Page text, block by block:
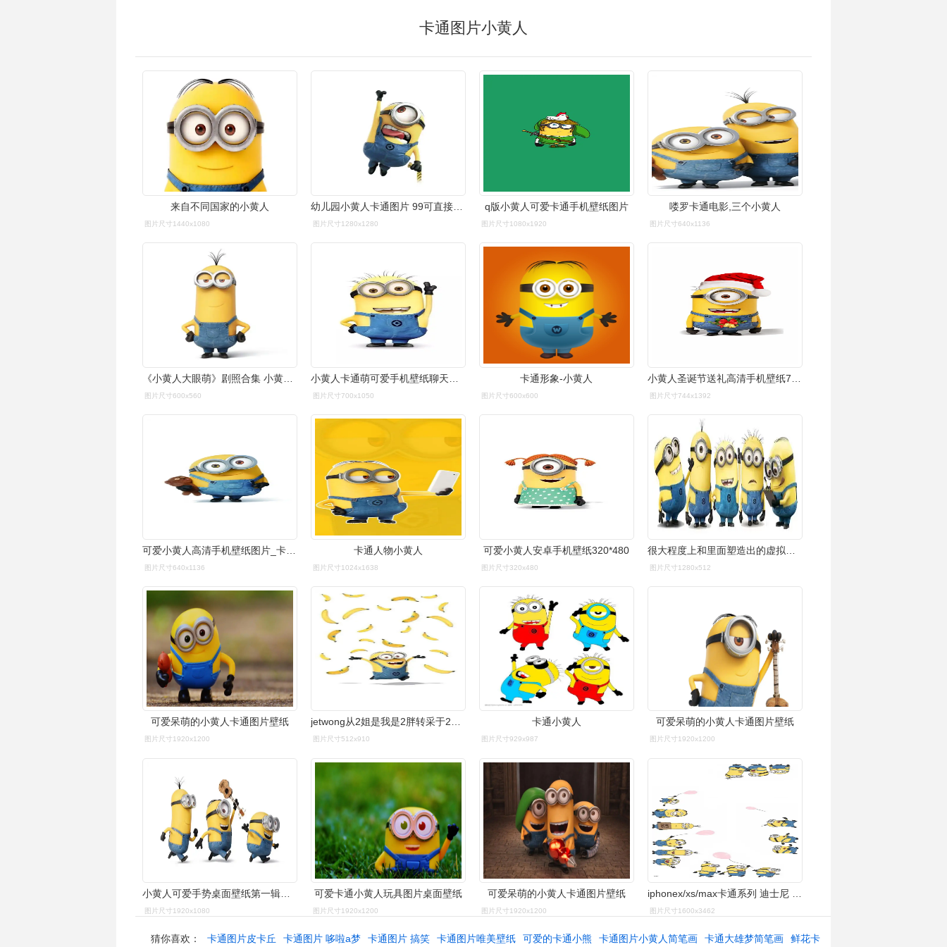
卡通图片小黄人
来自不同国家的小黄人
图片尺寸1440x1080
幼儿园小黄人卡通图片 99可直接打印素材哦 99可爱的小黄人主题
图片尺寸1280x1280
q版小黄人可爱卡通手机壁纸图片
图片尺寸1080x1920
喽罗卡通电影,三个小黄人
图片尺寸640x1136
《小黄人大眼萌》剧照合集 小黄人大眼萌图片17
图片尺寸600x560 图片尺寸700x1050
卡通形象-小黄人
图片尺寸600x600 图片尺寸744x1392
可爱小黄人高清手机壁纸图片_卡通_手机壁纸下载_美桌网
图片尺寸640x1136
卡通人物小黄人
图片尺寸1024x1638
可爱小黄人安卓手机壁纸320*480
图片尺寸320x480 图片尺寸1280x512
可爱呆萌的小黄人卡通图片壁纸
图片尺寸1920x1200
jetwong从2姐是我是2胖转采于2015-10-05 15:32:40小黄人卡通头像jet
图片尺寸512x910
卡通小黄人
图片尺寸929x987
可爱呆萌的小黄人卡通图片壁纸
图片尺寸1920x1200
小黄人可爱手势桌面壁纸第一辑高清大图预览1920x1080_卡通动漫下载
图片尺寸1920x1080
可爱卡通小黄人玩具图片桌面壁纸
图片尺寸1920x1200
可爱呆萌的小黄人卡通图片壁纸
图片尺寸1920x1200
iphonex/xs/max卡通系列 迪士尼 小黄人 主屏锁屏
图片尺寸1600x3462
猜你喜欢： 卡通图片皮卡丘 卡通图片 哆啦a梦 卡通图片 搞笑 卡通图片唯美壁纸 可爱的卡通小熊 卡通图片小黄人简笔画 卡通大雄梦简笔画 鲜花卡